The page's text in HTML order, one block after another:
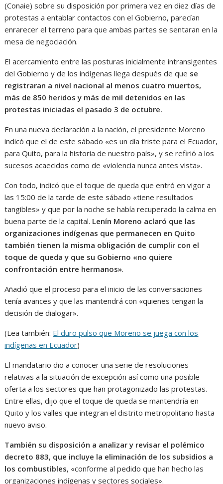
(Conaie) sobre su disposición por primera vez en diez días de
protestas a entablar contactos con el Gobierno, parecían
enrarecer el terreno para que ambas partes se sentaran en la
mesa de negociación.
El acercamiento entre las posturas inicialmente intransigentes
del Gobierno y de los indígenas llega después de que se
registraran a nivel nacional al menos cuatro muertos,
más de 850 heridos y más de mil detenidos en las
protestas iniciadas el pasado 3 de octubre.
En una nueva declaración a la nación, el presidente Moreno
indicó que el de este sábado «es un día triste para el Ecuador,
para Quito, para la historia de nuestro país», y se refirió a los
sucesos acaecidos como de «violencia nunca antes vista».
Con todo, indicó que el toque de queda que entró en vigor a
las 15:00 de la tarde de este sábado «tiene resultados
tangibles» y que por la noche se había recuperado la calma en
buena parte de la capital. Lenín Moreno aclaró que las
organizaciones indígenas que permanecen en Quito
también tienen la misma obligación de cumplir con el
toque de queda y que su Gobierno «no quiere
confrontación entre hermanos».
Añadió que el proceso para el inicio de las conversaciones
tenía avances y que las mantendrá con «quienes tengan la
decisión de dialogar».
(Lea también: El duro pulso que Moreno se juega con los
indígenas en Ecuador)
El mandatario dio a conocer una serie de resoluciones
relativas a la situación de excepción así como una posible
oferta a los sectores que han protagonizado las protestas.
Entre ellas, dijo que el toque de queda se mantendría en
Quito y los valles que integran el distrito metropolitano hasta
nuevo aviso.
También su disposición a analizar y revisar el polémico
decreto 883, que incluye la eliminación de los subsidios a
los combustibles, «conforme al pedido que han hecho las
organizaciones indígenas y sectores sociales».